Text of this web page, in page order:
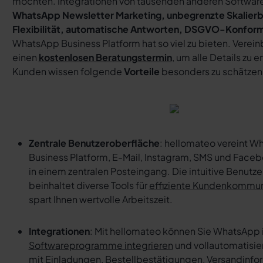
WhatsApp Newsletter Marketing, unbegrenzte
Flexibilität, automatische Antworten, DSGVO-
WhatsApp Business Platform hat so viel zu bieten.
einen kostenlosen Beratungstermin, um alle Details zu
Kunden wissen folgendeVorteile besonders zu
Zentrale Benutzeroberfläche: hellomateo vereint
Business Platform, E-Mail, Instagram, SMS und
in einem zentralen Posteingang. Die intuitive
beinhaltet diverse Tools füreffiziente
spart Ihnen wertvolle Arbeitszeit.
Integrationen: Mit hellomateo können Sie WhatsApp
Softwareprogramme integrieren und
mit Einladungen, Bestellbestätigungen,